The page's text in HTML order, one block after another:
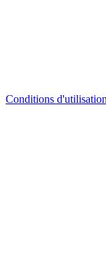
Conditions